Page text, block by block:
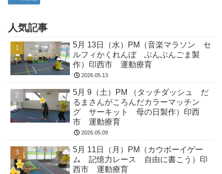
人気記事
5月 13日（水）PM（音楽マラソン セ
ルフィかくれんぼ ぶんぶんごま製
作）印西市 運動療育
2026.05.13
5月 9（土）PM （タッチダッシュ だ
るまさんがころんだカラーマッチン
グ サーキット 母の日製作）印西
市 運動療育
2026.05.09
5月 11日（月）PM（カウボーイゲー
ム 記憶力レース 自由に書こう）印
西市 運動療育